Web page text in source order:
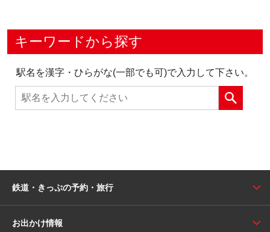
キーワードから探す
駅名を漢字・ひらがな(一部でも可)で入力して下さい。
鉄道・きっぷの予約・旅行
お出かけ情報